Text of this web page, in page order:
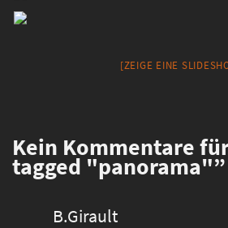
[ZEIGE EINE
Kein Kommentare
tagged "panorama"”
B.Girault